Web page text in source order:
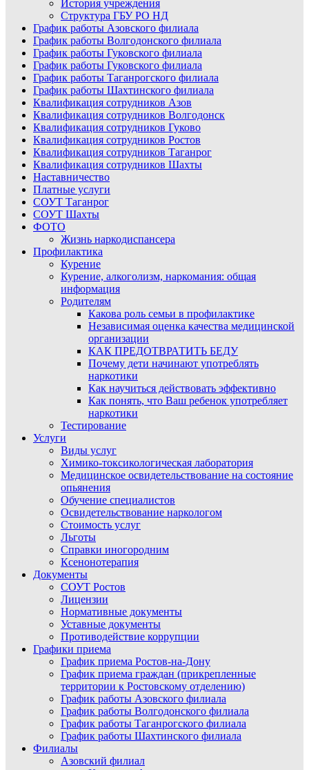
История учреждения
Структура ГБУ РО НД
График работы Азовского филиала
График работы Волгодонского филиала
График работы Гуковского филиала
График работы Гуковского филиала
График работы Таганрогского филиала
График работы Шахтинского филиала
Квалификация сотрудников Азов
Квалификация сотрудников Волгодонск
Квалификация сотрудников Гуково
Квалификация сотрудников Ростов
Квалификация сотрудников Таганрог
Квалификация сотрудников Шахты
Наставничество
Платные услуги
СОУТ Таганрог
СОУТ Шахты
ФОТО
Жизнь наркодиспансера
Профилактика
Курение
Курение, алкоголизм, наркомания: общая
информация
Родителям
Какова роль семьи в профилактике
Независимая оценка качества медицинской
организации
КАК ПРЕДОТВРАТИТЬ БЕДУ
Почему дети начинают употреблять
наркотики
Как научиться действовать эффективно
Как понять, что Ваш ребенок употребляет
наркотики
Тестирование
Услуги
Виды услуг
Химико-токсикологическая лаборатория
Медицинское освидетельствование на состояние
опьянения
Обучение специалистов
Освидетельствование наркологом
Стоимость услуг
Льготы
Справки иногородним
Ксенонотерапия
Документы
СОУТ Ростов
Лицензии
Нормативные документы
Уставные документы
Противодействие коррупции
Графики приема
График приема Ростов-на-Дону
График приема граждан (прикрепленные
территории к Ростовскому отделению)
График работы Азовского филиала
График работы Волгодонского филиала
График работы Таганрогского филиала
График работы Шахтинского филиала
Филиалы
Азовский филиал